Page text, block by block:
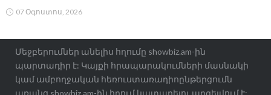
07 Օգոստոս, 2026
Մեջբերումներ անելիս հղումը showbiz.am-ին
պարտադիր է: Կայքի հրապարակումների մասնակի
կամ ամբողջական հեռուստառադիոընթերցումն